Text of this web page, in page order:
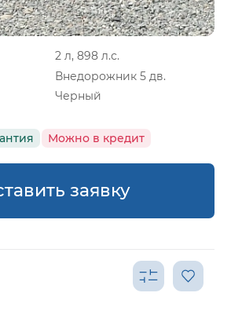
2 л, 898 л.с.
Внедорожник 5 дв.
Черный
Можно в кредит
заявку